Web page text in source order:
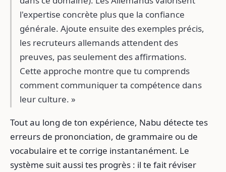
l'expertise concrète plus que la confiance
générale. Ajoute ensuite des exemples précis,
les recruteurs allemands attendent des
preuves, pas seulement des affirmations.
Cette approche montre que tu comprends
comment communiquer ta compétence dans
leur culture. »
Tout au long de ton expérience, Nabu détecte tes
erreurs de prononciation, de grammaire ou de
vocabulaire et te corrige instantanément. Le
système suit aussi tes progrès : il te fait réviser